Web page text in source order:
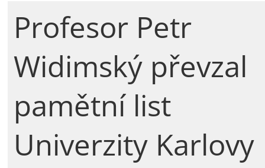
Profesor Petr
Widimský převzal
pamětní list
Univerzity Karlovy